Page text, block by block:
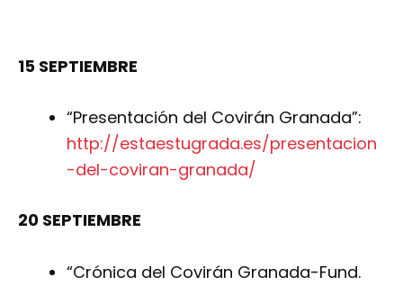
15 SEPTIEMBRE
“Presentación del Covirán Granada”:
http://estaestugrada.es/presentacion
-del-coviran-granada/
20 SEPTIEMBRE
“Crónica del Covirán Granada-Fund.